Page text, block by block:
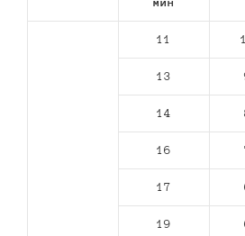
11
13
14
16
17
19